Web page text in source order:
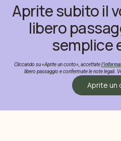
Aprite subito il
libero
semplice
Cliccando su «Aprite un conto», accettate
libero passaggio e confermate le note legali.
Aprite un